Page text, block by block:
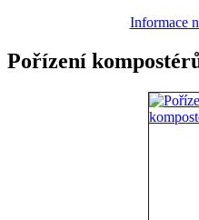
Informace
Pořízení